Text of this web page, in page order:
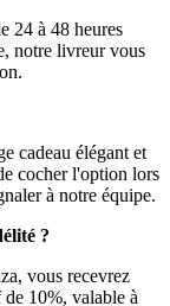
24 à 48 heures
notre livreur vous
cadeau élégant et
cocher l'option lors
à notre équipe.
?
vous recevrez
10%, valable à